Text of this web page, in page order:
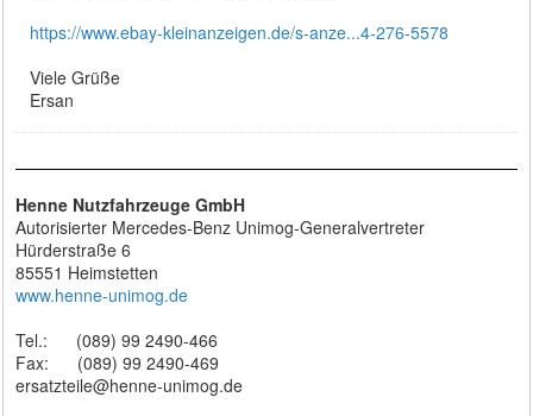
https://www.ebay-kleinanzeigen.de/s-anze...4-276-5578
Viele Grüße
Ersan
Henne Nutzfahrzeuge GmbH
Autorisierter Mercedes-Benz Unimog-Generalvertreter
Hürderstraße 6
85551 Heimstetten
www.henne-unimog.de
Tel.: (089) 99 2490-466
Fax: (089) 99 2490-469
ersatzteile@henne-unimog.de